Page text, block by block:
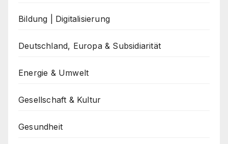
Bildung | Digitalisierung
Deutschland, Europa & Subsidiarität
Energie & Umwelt
Gesellschaft & Kultur
Gesundheit